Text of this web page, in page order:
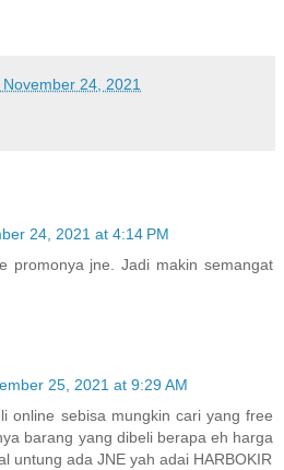
24, 2021
24, 2021 at 4:14 PM
promonya jne. Jadi makin semangat
25, 2021 at 9:29 AM
online sebisa mungkin cari yang free
barang yang dibeli berapa eh harga
untung ada JNE yah adai HARBOKIR